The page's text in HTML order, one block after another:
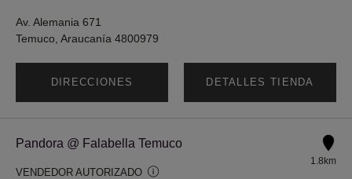
Av. Alemania 671
Temuco, Araucanía 4800979
DIRECCIONES DETALLES TIENDA
Pandora @ Falabella Temuco
VENDEDOR AUTORIZADO
1.8km